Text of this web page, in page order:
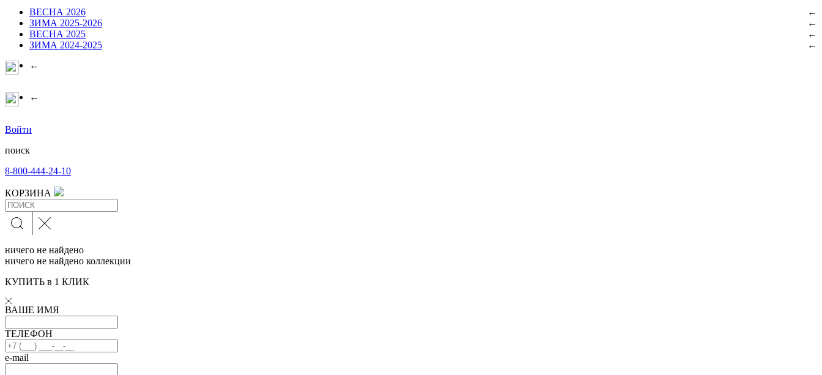
ВЕСНА 2026
←
ЗИМА 2025-2026
←
ВЕСНА 2025
←
ЗИМА 2024-2025
←
←
←
Войти
поиск
8-800-444-24-10
КОРЗИНА
ничего не найдено
ничего не найдено коллекции
КУПИТЬ в 1 КЛИК
ВАШЕ ИМЯ
ТЕЛЕФОН
e-mail